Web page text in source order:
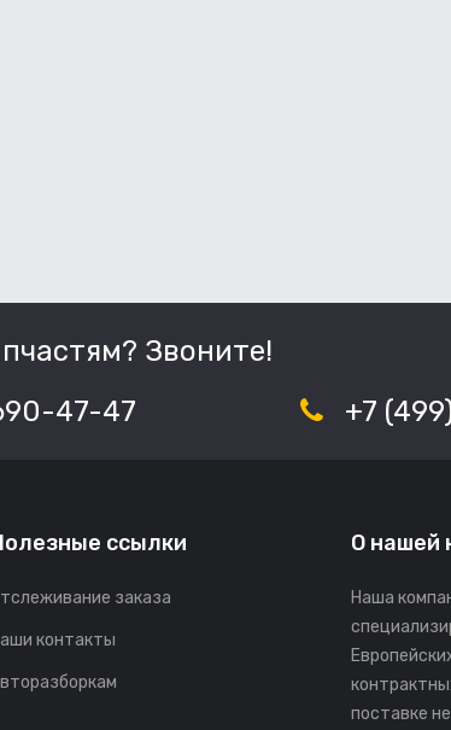
Звоните!
47-47 +7
ссылки
заказа
контакты
О нашей
Наша
поставке